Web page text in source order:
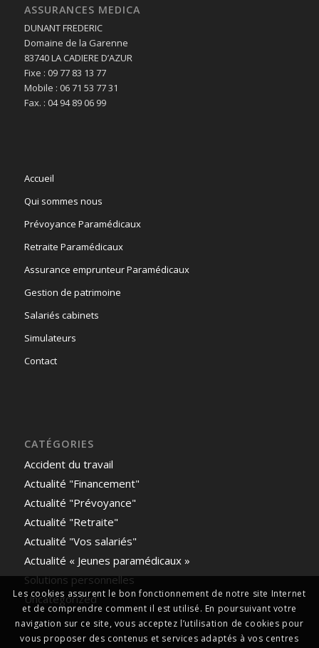
ASSURANCES MEDICA
DUNANT FREDERIC
Domaine de la Garenne
83740 LA CADIERE D’AZUR
Fixe : 09 77 83 13 77
Mobile : 06 71 53 77 31
Fax. : 04 94 89 06 99
Accueil
Qui sommes nous
Prévoyance Paramédicaux
Retraite Paramédicaux
Assurance emprunteur Paramédicaux
Gestion de patrimoine
Salariés cabinets
Simulateurs
Contact
CATÉGORIES
Accident du travail
Actualité "Financement"
Actualité "Prévoyance"
Actualité "Retraite"
Actualité "Vos salariés"
Actualité « Jeunes paramédicaux »
Solutions personnelles
Uncategorized
Les cookies assurent le bon fonctionnement de notre site Internet
et de comprendre comment il est utilisé. En poursuivant votre
navigation sur ce site, vous acceptez l’utilisation de cookies pour
vous proposer des contenus et services adaptés à vos centres